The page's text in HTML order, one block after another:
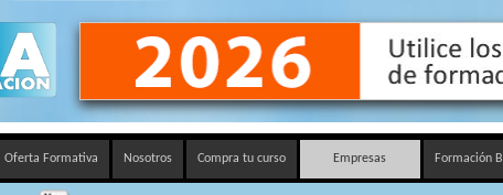
Oferta Formativa Nosotros Compra tu curso Empresas Formación